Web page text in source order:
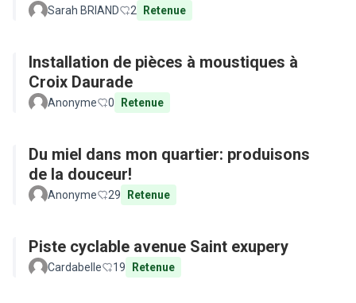
Sarah BRIAND 2 Retenue
Installation de pièces à moustiques à
Croix Daurade
Anonyme 0 Retenue
Du miel dans mon quartier: produisons
de la douceur!
Anonyme 29 Retenue
Piste cyclable avenue Saint exupery
Cardabelle 19 Retenue